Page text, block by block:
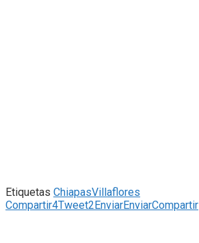
Etiquetas ChiapasVillaflores
Compartir4Tweet2EnviarEnviarCompartir